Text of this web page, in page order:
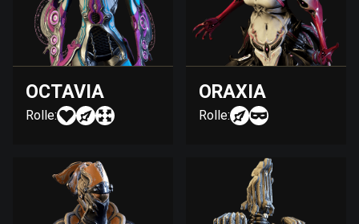
OCTAVIA
Rolle:
ORAXIA
Rolle: